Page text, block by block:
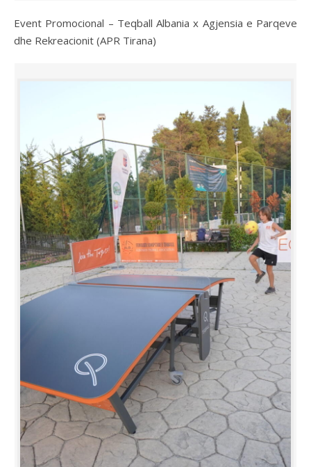
Event Promocional – Teqball Albania x Agjensia e Parqeve
dhe Rekreacionit (APR Tirana)